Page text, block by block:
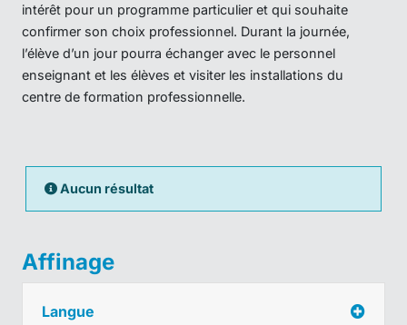
intérêt pour un programme particulier et qui souhaite
confirmer son choix professionnel. Durant la journée,
l’élève d’un jour pourra échanger avec le personnel
enseignant et les élèves et visiter les installations du
centre de formation professionnelle.
Aucun résultat
Affinage
Langue